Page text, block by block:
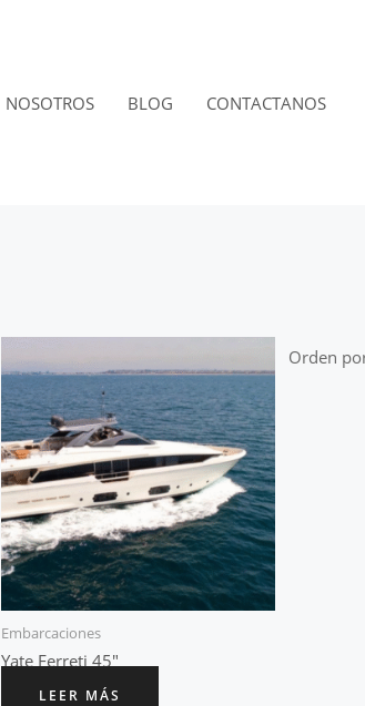
NOSOTROS BLOG CONTACTANOS
Embarcaciones
Yate Ferreti 45″
LEER MÁS